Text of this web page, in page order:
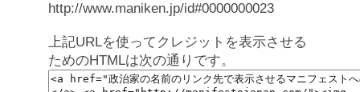
http://www.maniken.jp/id#0000000023
上記URLを使ってクレジットを表示させる
ためのHTMLは次の通りです。